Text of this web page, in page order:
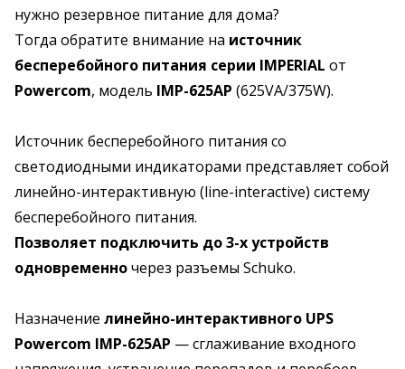
нужно резервное питание для дома?
Тогда обратите внимание на источник
бесперебойного питания серии IMPERIAL от
Powercom, модель IMP-625AP (625VA/375W).
Источник бесперебойного питания со
светодиодными индикаторами представляет собой
линейно-интерактивную (line-interactive) систему
бесперебойного питания.
Позволяет подключить до 3-х устройств
одновременночерез разъемы Schuko.
Назначение линейно-интерактивного UPS
Powercom IMP-625AP — сглаживание входного